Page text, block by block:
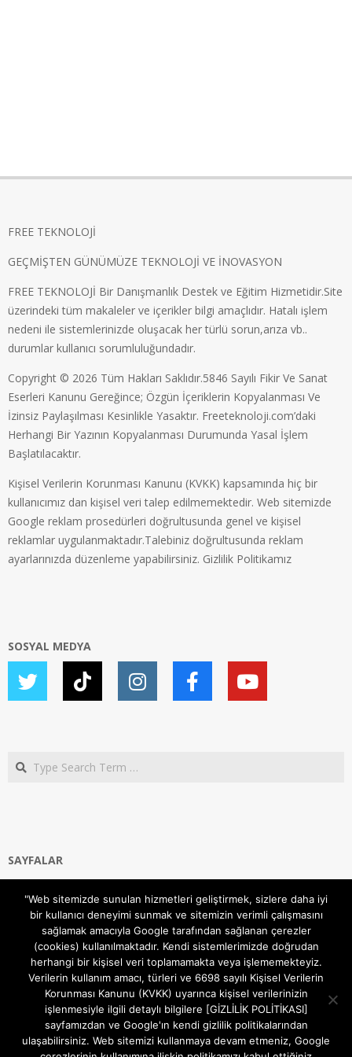
FREE TEKNOLOJİ
GEÇMİŞTEN GÜNÜMÜZE TEKNOLOJİ VE İNOVASYON
FREE TEKNOLOJİ Bir Danışmanlık Destek ve Eğitim Hizmetidir.Site
üzerindeki tüm makaleler ve içerikler bilgi amaçlıdır. Hatalı işlem
nedeni ile sistemlerinizde oluşacak her türlü sorun,arıza vb..
durumlar kullanıcı sorumluluğundadır.
Copyright © 2026 Tüm Hakları Saklıdır.5846 Sayılı Fikir Ve Sanat
Eserleri Kanunu Gereğince; Özgün İçeriklerin Kopyalanması Ve
İzinsiz Paylaşılması Kesinlikle Yasaktır. Freeteknoloji.com’daki
Herhangi Bir Yazının Kopyalanması Durumunda Yasal İşlem
Başlatılacaktır.
Kişisel Verilerin Korunması Kanunu (KVKK) kapsamında hiç bir
kullanıcımız dan kişisel veri talep edilmemektedir. Web sitemizde
Google reklam prosedürleri doğrultusunda genel ve kişisel
reklamlar uygulanmaktadır.Talebiniz doğrultusunda reklam
ayarlarınızda düzenleme yapabilirsiniz. Gizlilik Politikamız
SOSYAL MEDYA
Search
SAYFALAR
Gizlilik ve Çerezler (Cookies) Politikası
Hakkımızda
İletişim Kanalları
MODEM KURULUM
TEKNİK DESTEK
TELEVİZYON SİSTEMLERİ
"Web sitemizde sunulan hizmetleri geliştirmek, sizlere daha iyi
bir kullanıcı deneyimi sunmak ve sitemizin verimli çalışmasını
sağlamak amacıyla Google tarafından sağlanan çerezler
(cookies) kullanılmaktadır. Kendi sistemlerimizde doğrudan
herhangi bir kişisel veri toplamamakta veya işlememekteyiz.
Verilerin kullanım amacı, türleri ve 6698 sayılı Kişisel Verilerin
Korunması Kanunu (KVKK) uyarınca kişisel verilerinizin
işlenmesiyle ilgili detaylı bilgilere [GİZLİLİK POLİTİKASI]
sayfamızdan ve Google'ın kendi gizlilik politikalarından
ulaşabilirsiniz. Web sitemizi kullanmaya devam etmeniz, Google